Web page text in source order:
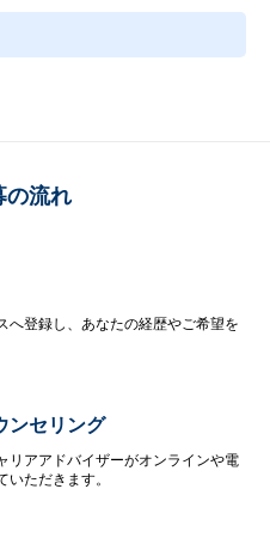
の魅力を発見、発信、可能性
新業態です。
ス」もご提供しています。
の流れ
へ登録し、あなたの経歴やご希望を
ンセリング
リアアドバイザーがオンラインや電
いただきます。